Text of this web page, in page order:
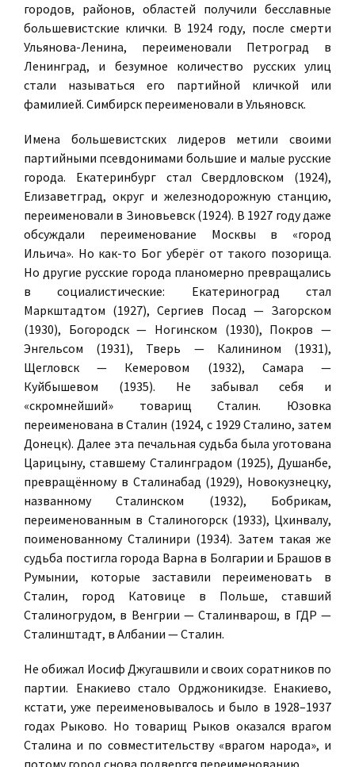
городов, районов, областей получили бесславные
большевистские клички. В 1924 году, после смерти
Ульянова-Ленина, переименовали Петроград в
Ленинград, и безумное количество русских улиц
стали называться его партийной кличкой или
фамилией. Симбирск переименовали в Ульяновск.
Имена большевистских лидеров метили своими
партийными псевдонимами большие и малые русские
города. Екатеринбург стал Свердловском (1924),
Елизаветград, округ и железнодорожную станцию,
переименовали в Зиновьевск (1924). В 1927 году даже
обсуждали переименование Москвы в «город
Ильича». Но как-то Бог уберёг от такого позорища.
Но другие русские города планомерно превращались
в социалистические: Екатериноград стал
Маркштадтом (1927), Сергиев Посад — Загорском
(1930), Богородск — Ногинском (1930), Покров —
Энгельсом (1931), Тверь — Калинином (1931),
Щегловск — Кемеровом (1932), Самара —
Куйбышевом (1935). Не забывал себя и
«скромнейший» товарищ Сталин. Юзовка
переименована в Сталин (1924, с 1929 Сталино, затем
Донецк). Далее эта печальная судьба была уготована
Царицыну, ставшему Сталинградом (1925), Душанбе,
превращённому в Сталинабад (1929), Новокузнецку,
названному Сталинском (1932), Бобрикам,
переименованным в Сталиногорск (1933), Цхинвалу,
поименованному Сталинири (1934). Затем такая же
судьба постигла города Варна в Болгарии и Брашов в
Румынии, которые заставили переименовать в
Сталин, город Катовице в Польше, ставший
Сталиногрудом, в Венгрии — Сталинварош, в ГДР —
Сталинштадт, в Албании — Сталин.
Не обижал Иосиф Джугашвили и своих соратников по
партии. Енакиево стало Орджоникидзе. Енакиево,
кстати, уже переименовывалось и было в 1928–1937
годах Рыково. Но товарищ Рыков оказался врагом
Сталина и по совместительству «врагом народа», и
потому город снова подвергся переименованию.